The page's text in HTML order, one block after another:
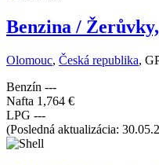
Benzina /
Olomouc, Česká republika,
Benzín ---
Nafta 1,764 €
LPG ---
(Posledná aktualizácia: